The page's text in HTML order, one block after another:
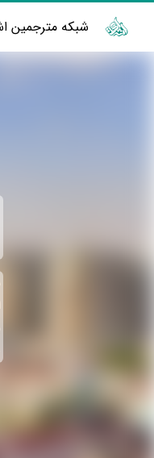
شبکه مترجمین